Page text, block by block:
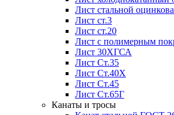
Лист стальной
Лист ст.3
Лист ст.20
Лист с полимерным
Лист 30ХГСА
Лист Ст.35
Лист Ст.40Х
Лист Ст.45
Лист Ст.65Г
Канаты и тросы